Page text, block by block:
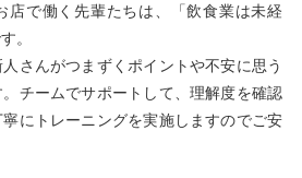
店で働く先輩たちは、「飲食業は未経
。
さんがつまずくポイントや不安に思う
チームでサポートして、理解度を確認
にトレーニングを実施しますのでご安